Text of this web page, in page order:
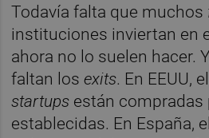
Todavía falta que muchos
instituciones inviertan en
ahora no lo suelen hacer.
faltan losexits. En EEUU,
startups están compradas
establecidas. En España,